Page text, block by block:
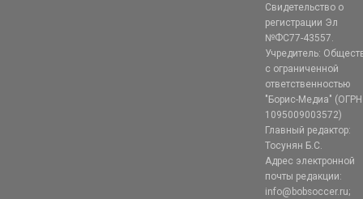
Свидетельство о
регистрации Эл
№ФС77-43557.
Учредитель:
с ограниченной
ответственностью
"Борис-Медиа" (ОГРН
1095009003572)
Главный редактор:
Тосунян Б.С.
Адрес электронной
почты редакции:
info@bobsoccer.ru;